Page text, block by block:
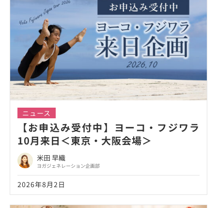
ニュース
【お申込み受付中】ヨーコ・フジワラ
10月来日＜東京・大阪会場＞
米田 早織
ヨガジェネレーション企画部
2026年8月2日